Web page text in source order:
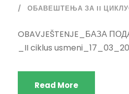
ОБАВЕШТЕЊА ЗА II
OBAVJEŠTENJE_БАЗА
_II ciklus
Read More